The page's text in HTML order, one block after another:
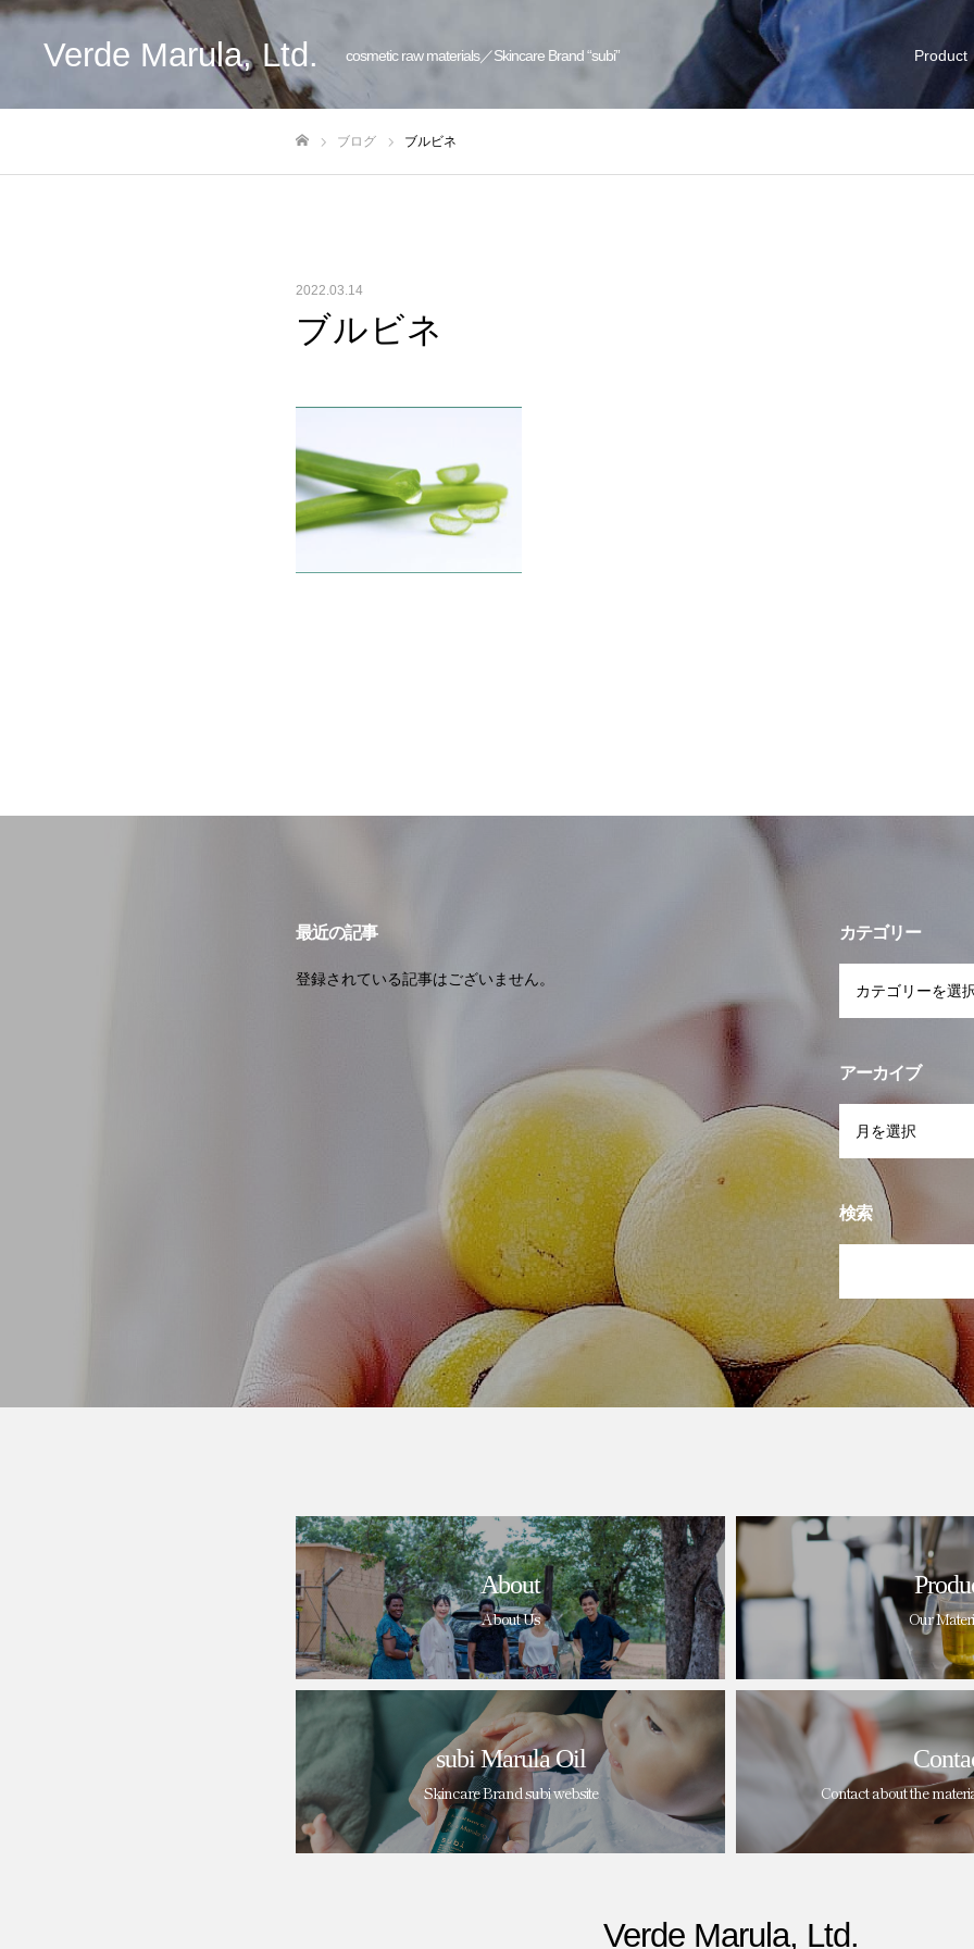
Verde Marula, Ltd. cosmetic raw materials／Skincare Brand “subi” Product
ブログ ブルビネ
2022.03.14
ブルビネ
最近の記事
登録されている記事はございません。
カテゴリー
アーカイブ
検索
About
About Us Our
subi Marula Oil
Skincare Brand subi website Contact about the
Verde Marula, Ltd.